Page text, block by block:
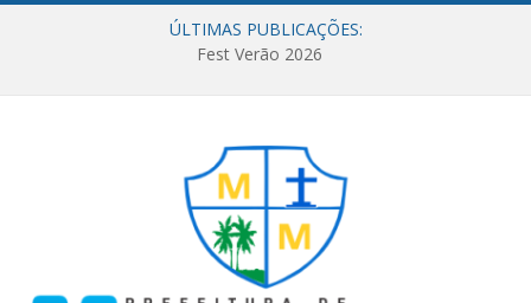
ÚLTIMAS PUBLICAÇÕES:
Fest Verão 2026